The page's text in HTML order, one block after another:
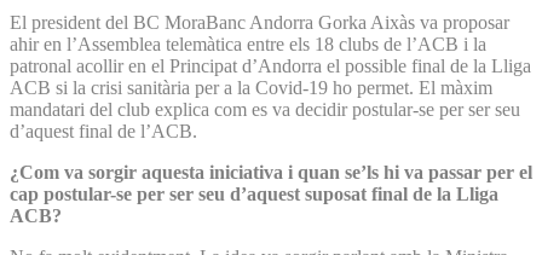
El president del BC MoraBanc Andorra Gorka Aixàs va proposar
ahir en l’Assemblea telemàtica entre els 18 clubs de l’ACB i la
patronal acollir en el Principat d’Andorra el possible final de la Lliga
ACB si la crisi sanitària per a la Covid-19 ho permet. El màxim
mandatari del club explica com es va decidir postular-se per ser seu
d’aquest final de l’ACB.
¿Com va sorgir aquesta iniciativa i quan se’ls hi va passar per el
cap postular-se per ser seu d’aquest suposat final de la Lliga
ACB?